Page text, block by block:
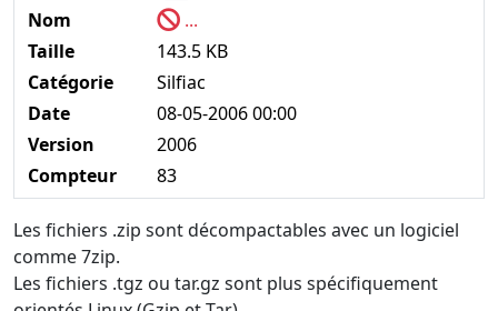
Nom
...
Taille
143.5 KB
Catégorie
Silfiac
Date
08-05-2006 00:00
Version
2006
Compteur
83
Les fichiers .zip sont décompactables avec un logiciel
comme 7zip.
Les fichiers .tgz ou tar.gz sont plus spécifiquement